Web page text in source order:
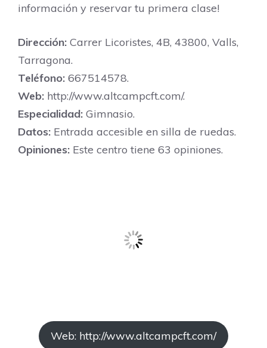
información y reservar tu primera clase!
Dirección: Carrer Licoristes, 4B, 43800, Valls,
Tarragona.
Teléfono: 667514578.
Web: http://www.altcampcft.com/.
Especialidad: Gimnasio.
Datos: Entrada accesible en silla de ruedas.
Opiniones: Este centro tiene 63 opiniones.
Web: http://www.altcampcft.com/